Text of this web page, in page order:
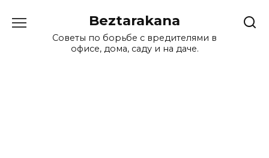
содержанию
Beztarakana
Советы по борьбе с вредителями в
офисе, дома, саду и на даче.